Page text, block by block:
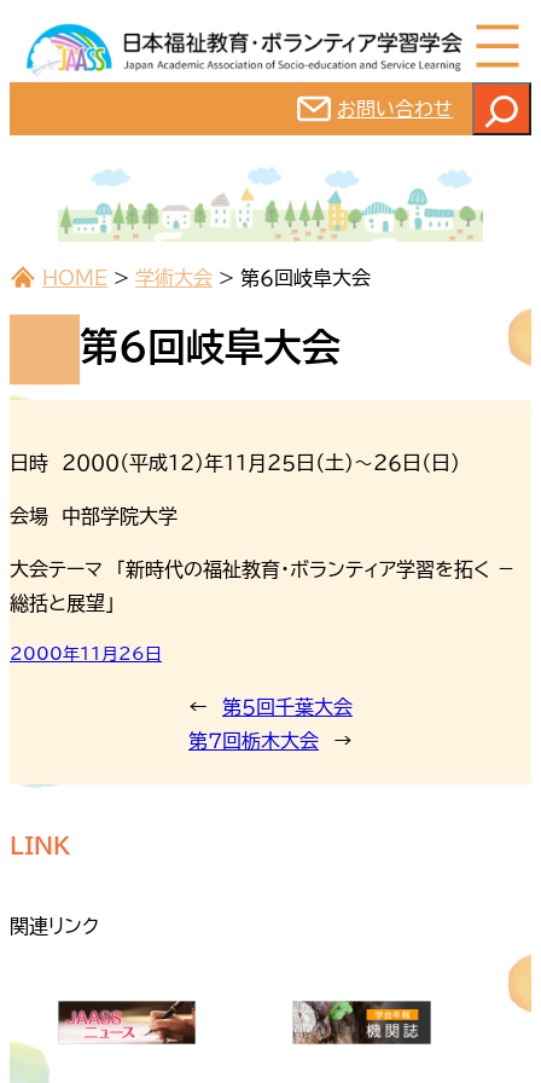
容
お問い合わせ
索
HOME > 学術大会 > 第６回岐阜大会
第６回岐阜大会
日時 ２０００（平成１２）年１１月２５日（土）～２６日（日）
会場 中部学院大学
大会テーマ 「新時代の福祉教育・ボランティア学習を拓く －
総括と展望」
2000年11月26日
←
第５回千葉大会
第７回栃木大会
→
LINK
関連リンク